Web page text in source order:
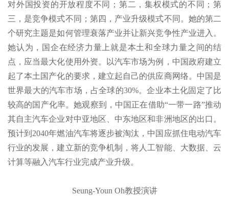
对外国投资的开放程度不同；第二，集权模式的不同；第
三，是竞争模式不同；第四，产业升级模式不同。她的第二
个研究主题是如何管理衰落产业并让新兴竞争性产业进入。
她认为，国企在经济力量上就是本土和全球力量之间的结
点，应当最大化使用外资。以汽车市场为例，中国政府建立
起了本土国产化的要求，建立起自己的供应商网络。中国是
世界最大的汽车市场，占全球的30%。企业本土化固定了比
较高的国产化率。她观察到，中国正在借助“一带一路”推动
其自主汽车企业对中亚地区、中东地区和非洲地区的出口。
预计到2040年燃油汽车将逐步被淘汰，中国应抓住电动汽车
行业的发展，建立新的竞争机制，将人工智能、大数据、云
计算等融入汽车行业完成产业升级。
Seung-Youn Oh教授演讲